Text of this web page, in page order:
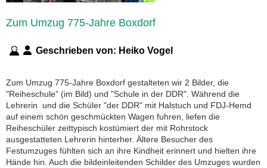
Zum Umzug 775-Jahre Boxdorf
Geschrieben von: Heiko Vogel
Zum Umzug 775-Jahre Boxdorf gestalteten wir 2 Bilder, die
"Reiheschule" (im Bild) und "Schule in der DDR". Während die
Lehrerin und die Schüler "der DDR" mit Halstuch und FDJ-Hemd
auf einem schön geschmückten Wagen fuhren, liefen die
Reiheschüler zeittypisch kostümiert der mit Rohrstock
ausgestatteten Lehrerin hinterher. Ältere Besucher des
Festumzuges fühlten sich an ihre Kindheit erinnert und hielten ihre
Hände hin. Auch die bildeinleitenden Schilder des Umzuges wurden